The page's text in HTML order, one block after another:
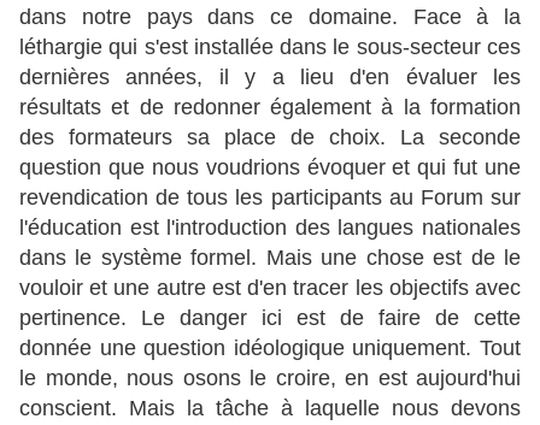
dans notre pays dans ce domaine. Face à la
léthargie qui s'est installée dans le sous-secteur ces
dernières années, il y a lieu d'en évaluer les
résultats et de redonner également à la formation
des formateurs sa place de choix. La seconde
question que nous voudrions évoquer et qui fut une
revendication de tous les participants au Forum sur
l'éducation est l'introduction des langues nationales
dans le système formel. Mais une chose est de le
vouloir et une autre est d'en tracer les objectifs avec
pertinence. Le danger ici est de faire de cette
donnée une question idéologique uniquement. Tout
le monde, nous osons le croire, en est aujourd'hui
conscient. Mais la tâche à laquelle nous devons